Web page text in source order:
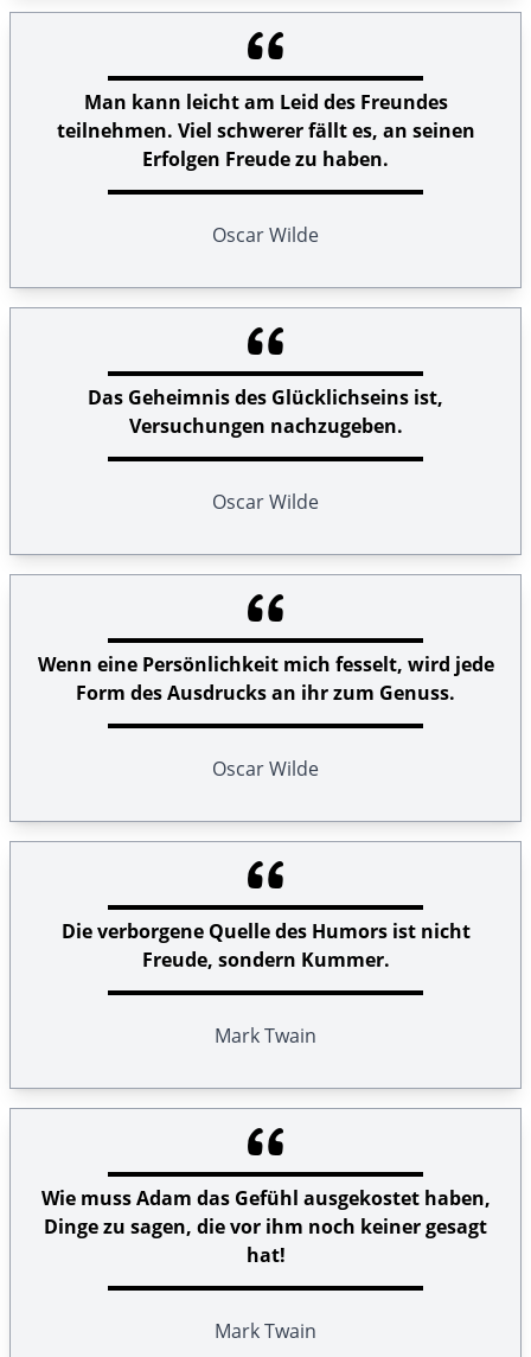
Man kann leicht am Leid des Freundes
teilnehmen. Viel schwerer fällt es, an seinen
Erfolgen Freude zu haben.
Oscar Wilde
Das Geheimnis des Glücklichseins ist,
Versuchungen nachzugeben.
Oscar Wilde
Wenn eine Persönlichkeit mich fesselt, wird jede
Form des Ausdrucks an ihr zum Genuss.
Oscar Wilde
Die verborgene Quelle des Humors ist nicht
Freude, sondern Kummer.
Mark Twain
Wie muss Adam das Gefühl ausgekostet haben,
Dinge zu sagen, die vor ihm noch keiner gesagt
hat!
Mark Twain